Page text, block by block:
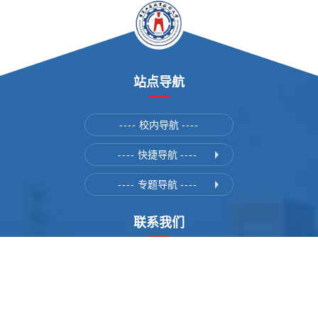
站点导航
---- 校内导航 ----
---- 快捷导航 ----
---- 专题导航 ----
联系我们